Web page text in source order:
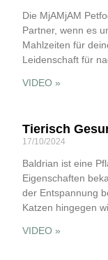
Die MjAMjAM
Partner, wenn es
Mahlzeiten für
Leidenschaft für
VIDEO »
Tierisch
17/10/2024
Baldrian ist eine
Eigenschaften
der Entspannung
Katzen hingegen
VIDEO »